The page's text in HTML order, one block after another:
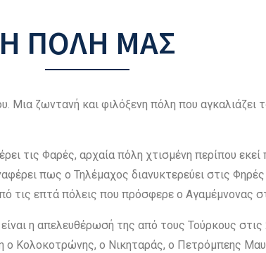
Η ΠΟΛΗ ΜΑΣ
ζωντανή και φιλόξενη πόλη που αγκαλιάζει
τις Φαρές, αρχαία πόλη χτισμένη περίπου
πως ο Τηλέμαχος διανυκτερεύει στις
τις επτά πόλεις που πρόσφερε ο Αγαμέμνονας
η απελευθέρωσή της από τους Τούρκους
ο Κολοκοτρώνης, ο Νικηταράς, ο Πετρόμπεης